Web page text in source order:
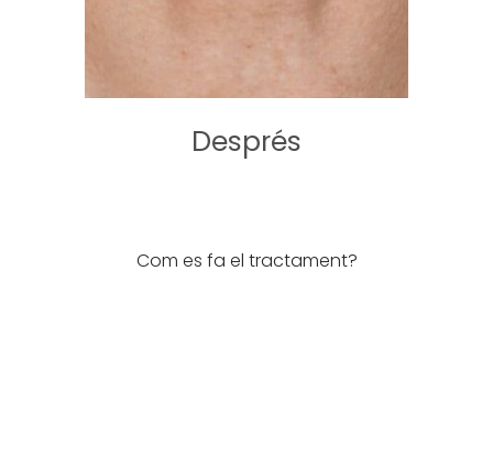
Després
Com es fa el tractament?